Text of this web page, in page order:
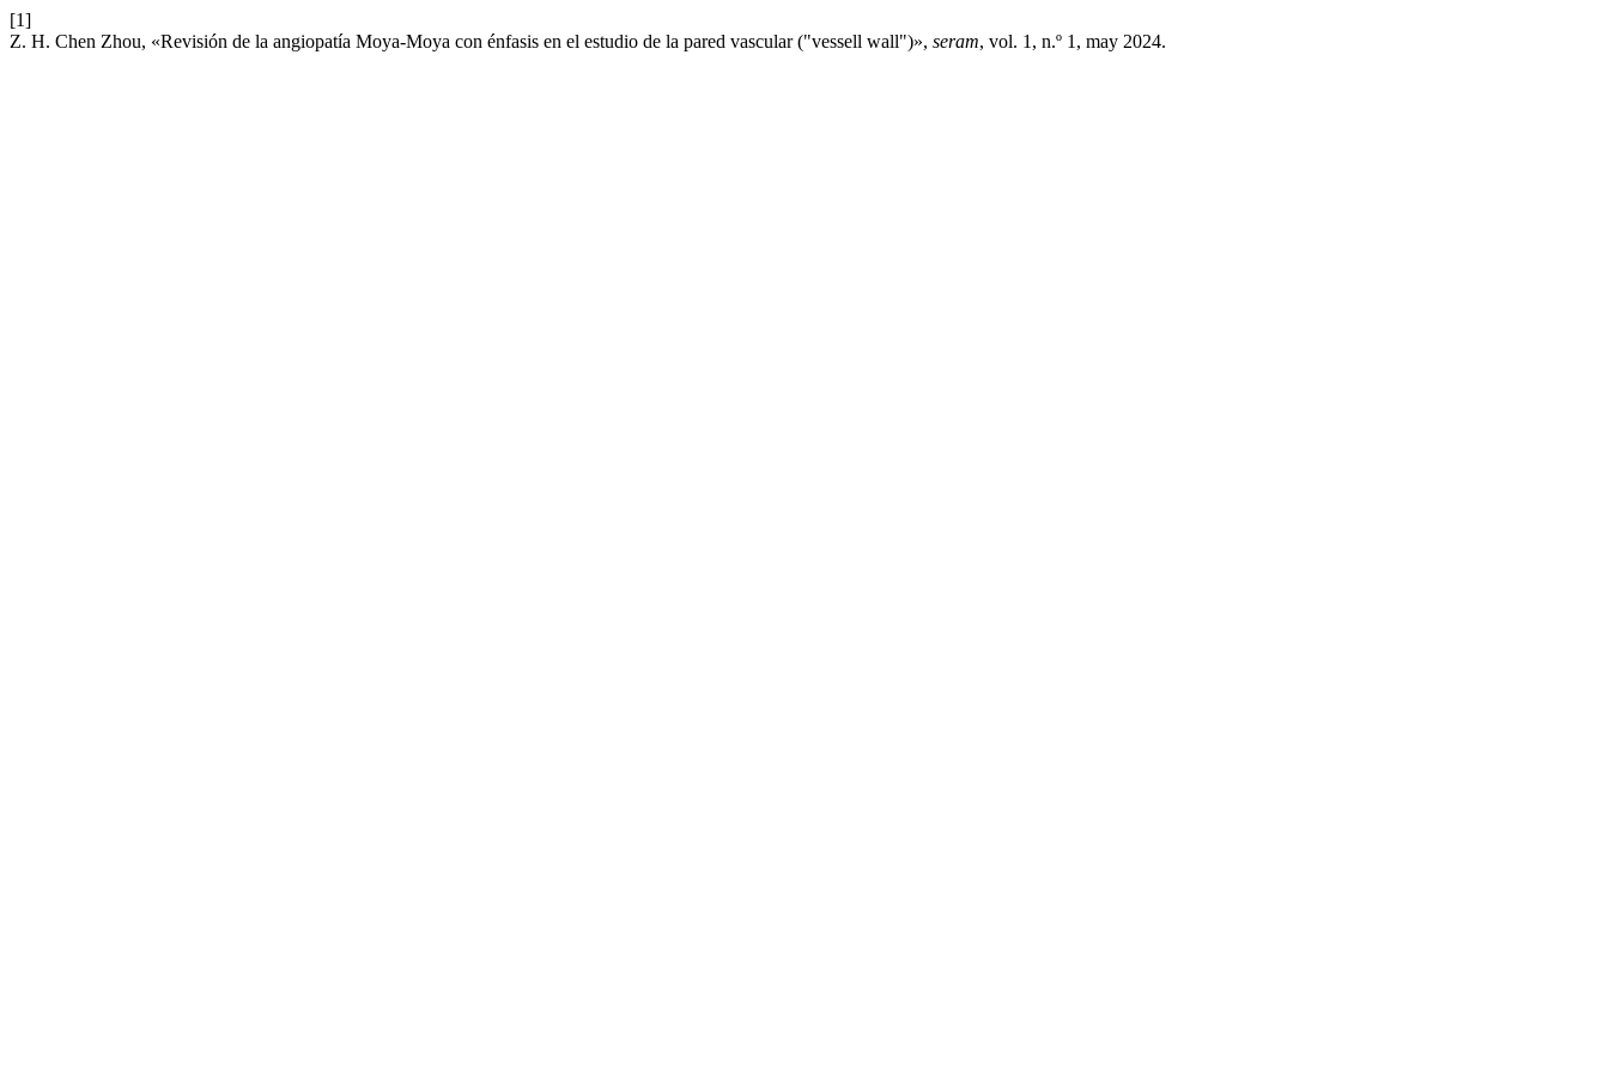
[1]
Z. H. Chen Zhou, «Revisión de la angiopatía Moya-Moya con énfasis en el estudio de la pared vascular ("vessell wall")», seram, vol. 1, n.º 1, may 2024.